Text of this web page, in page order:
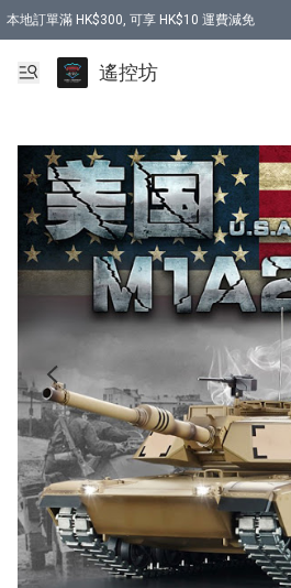
本地訂單滿 HK$300, 可享 HK$10 運費減免
購買 7.6V 6500mah 70C 電池 送 7.6V USB充電器
遙控坊